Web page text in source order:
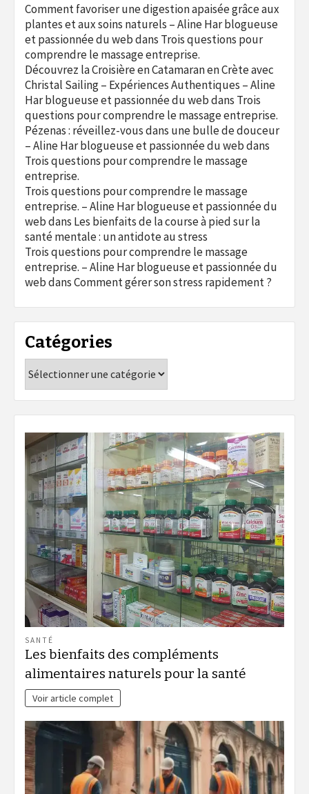
Comment favoriser une digestion apaisée grâce aux
plantes et aux soins naturels – Aline Har blogueuse
et passionnée du webdans Trois questions pour
comprendre le massage entreprise.
Découvrez la Croisière en Catamaran en Crète avec
Christal Sailing – Expériences Authentiques – Aline
Har blogueuse et passionnée du webdans Trois
questions pour comprendre le massage entreprise.
Pézenas : réveillez-vous dans une bulle de douceur
– Aline Har blogueuse et passionnée du webdans
Trois questions pour comprendre le massage
entreprise.
Trois questions pour comprendre le massage
entreprise. – Aline Har blogueuse et passionnée du
webdans Les bienfaits de la course à pied sur la
santé mentale : un antidote au stress
Trois questions pour comprendre le massage
entreprise. – Aline Har blogueuse et passionnée du
webdansComment gérer son stress rapidement ?
Catégories
SANTÉ
Les bienfaits des compléments
alimentaires naturels pour la santé
Voir article complet